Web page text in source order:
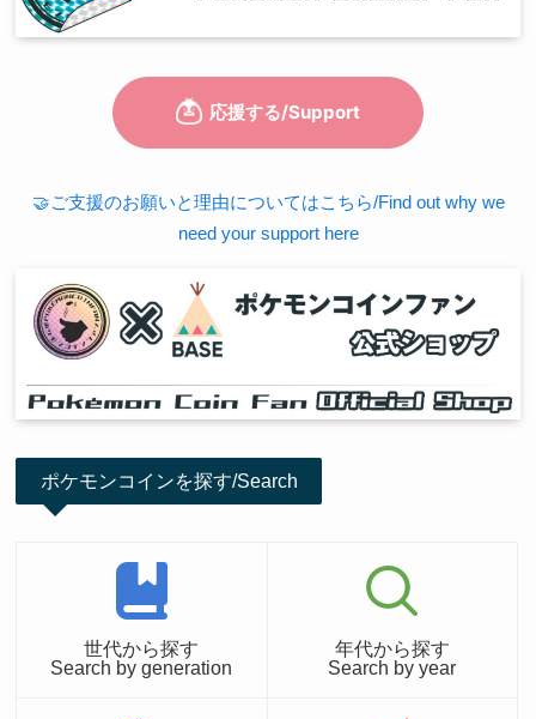
🤝ご支援のお願いと理由についてはこちら/Find out why we
need your support here
ポケモンコインを探す/Search
世代から探す
Search by generation
年代から探す
Search by year